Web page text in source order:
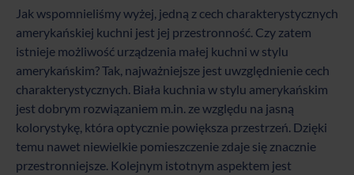
Jak wspomnieliśmy wyżej, jedną z cech charakterystycznych
amerykańskiej kuchni jest jej przestronność. Czy zatem
istnieje możliwość urządzenia małej kuchni w stylu
amerykańskim? Tak, najważniejsze jest uwzględnienie cech
charakterystycznych. Biała kuchnia w stylu amerykańskim
jest dobrym rozwiązaniem m.in. ze względu na jasną
kolorystykę, która optycznie powiększa przestrzeń. Dzięki
temu nawet niewielkie pomieszczenie zdaje się znacznie
przestronniejsze. Kolejnym istotnym aspektem jest